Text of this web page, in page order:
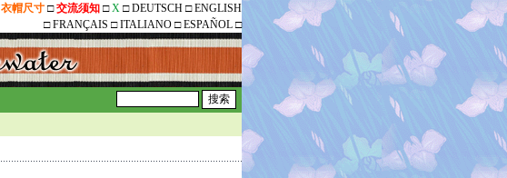
衣帽尺寸 □交流须知 □X □DEUTSCH □ENGLISH
□FRANÇAIS □ITALIANO □ESPAÑOL □